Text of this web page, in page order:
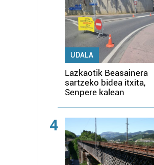
UDALA
Lazkaotik Beasainera
sartzeko bidea itxita,
Senpere kalean
4